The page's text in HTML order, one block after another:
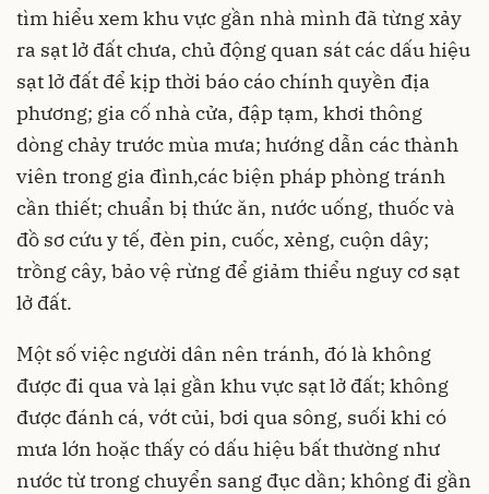
tìm hiểu xem khu vực gần nhà mình đã từng xảy
ra sạt lở đất chưa, chủ động quan sát các dấu hiệu
sạt lở đất để kịp thời báo cáo chính quyền địa
phương; gia cố nhà cửa, đập tạm, khơi thông
dòng chảy trước mùa mưa; hướng dẫn các thành
viên trong gia đình,các biện pháp phòng tránh
cần thiết; chuẩn bị thức ăn, nước uống, thuốc và
đồ sơ cứu y tế, đèn pin, cuốc, xẻng, cuộn dây;
trồng cây, bảo vệ rừng để giảm thiểu nguy cơ sạt
lở đất.
Một số việc người dân nên tránh, đó là không
được đi qua và lại gần khu vực sạt lở đất; không
được đánh cá, vớt củi, bơi qua sông, suối khi có
mưa lớn hoặc thấy có dấu hiệu bất thường như
nước từ trong chuyển sang đục dần; không đi gần